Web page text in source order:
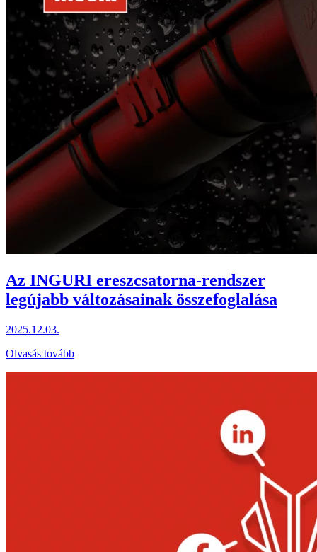
Az INGURI ereszcsatorna-rendszer
legújabb változásainak összefoglalása
2025.12.03.
Olvasás tovább